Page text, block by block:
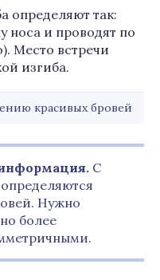
определяют так:
носа и проводят по
Место встречи
изгиба.
красивых бровей
С
Нужно
более